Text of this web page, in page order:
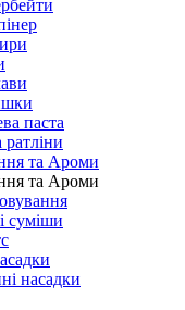
паста
ратліни
та Ароми
та Ароми
суміши
насадки